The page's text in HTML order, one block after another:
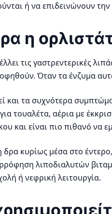
ή να επιδεινώνουν
η
τις γαστρεντερικές
Όταν τα ένζυμα
και τα συχνότερα
τουαλέτα, αέρια με
και είναι πιο πιθανό να
δρα κυρίως μέσα στο
λιποδιαλυτών
ή νεφρική λειτουργία.